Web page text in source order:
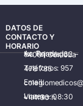
DATOS DE
CONTACTO Y
HORARIO
Av. Ronda de los Tejares, 32 – 14001 Córdoba
Teléfonos: 957 478 785
Email:
Lunes – Viernes: 08:30 – 14:30 h.